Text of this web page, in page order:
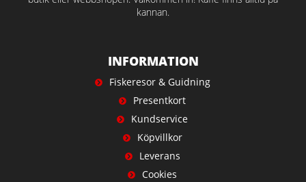
kannan.
INFORMATION
Fiskeresor & Guidning
Presentkort
Kundservice
Köpvillkor
Leverans
Cookies